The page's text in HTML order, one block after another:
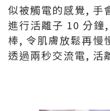
似被觸電的感覺, 手
進行活離子 10 分鐘
棒, 令肌膚放鬆再慢
透過兩秒交流電, 活